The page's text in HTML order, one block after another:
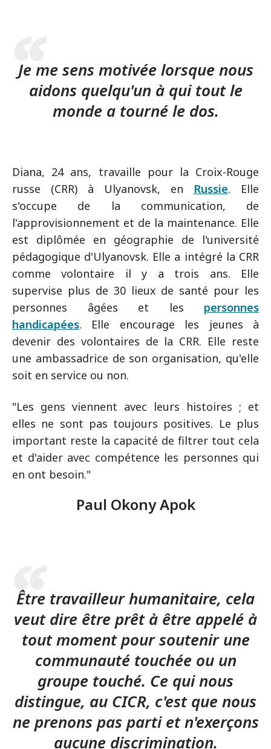
Je me sens motivée lorsque nous
aidons quelqu'un à qui tout le
monde a tourné le dos.
Diana, 24 ans, travaille pour la Croix-Rouge
russe (CRR) à Ulyanovsk, en Russie. Elle
s'occupe de la communication, de
l'approvisionnement et de la maintenance. Elle
est diplômée en géographie de l'université
pédagogique d'Ulyanovsk. Elle a intégré la CRR
comme volontaire il y a trois ans. Elle
supervise plus de 30 lieux de santé pour les
personnes âgées et les personnes
handicapées. Elle encourage les jeunes à
devenir des volontaires de la CRR. Elle reste
une ambassadrice de son organisation, qu'elle
soit en service ou non.
"Les gens viennent avec leurs histoires ; et
elles ne sont pas toujours positives. Le plus
important reste la capacité de filtrer tout cela
et d'aider avec compétence les personnes qui
en ont besoin."
Paul Okony Apok
Être travailleur humanitaire, cela
veut dire être prêt à être appelé à
tout moment pour soutenir une
communauté touchée ou un
groupe touché. Ce qui nous
distingue, au CICR, c'est que nous
ne prenons pas parti et n'exerçons
aucune discrimination.